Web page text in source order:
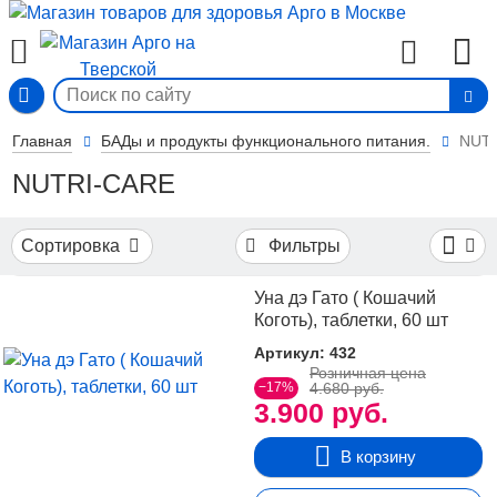
Главная БАДы и продукты функционального питания.
NUTRI-CARE
Фильтры
Фильтры
По
Для
зрения
2
иммунитета
Для
пищеварения
6
Дыхательная 4
Мочевыделительная 3
Нервная
система
10
Опорно-
двигательная
4
Покровная
Показать
еще
Сортировка
Уна дэ Гато ( Кошачий
Коготь), таблетки, 60 шт
Артикул: 432
−17%
3.900 руб.
Розничная цена
4.680 руб.
В корзину